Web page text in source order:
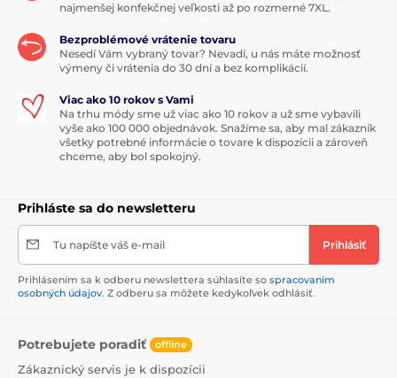
najmenšej konfekčnej veľkosti až po rozmerné 7XL.
Bezproblémové vrátenie tovaru
Nesedí Vám vybraný tovar? Nevadí, u nás máte možnosť
výmeny či vrátenia do 30 dní a bez komplikácií.
Viac ako 10 rokov s Vami
Na trhu módy sme už viac ako 10 rokov a už sme vybavili
vyše ako 100 000 objednávok. Snažíme sa, aby mal zákazník
všetky potrebné informácie o tovare k dispozícii a zároveň
chceme, aby bol spokojný.
Prihláste sa do newsletteru
Tu napíšte váš e-mail Prihlásiť
Prihlásením sa k odberu newslettera súhlasíte so spracovaním
osobných údajov. Z odberu sa môžete kedykoľvek odhlásiť.
Potrebujete poradiť offline
Zákaznický servis je k dispozícii